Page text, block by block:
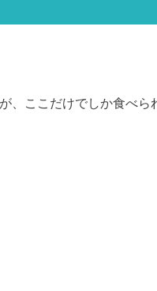
ここだけでしか食べら